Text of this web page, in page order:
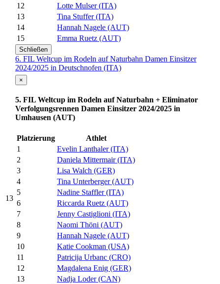
12
Lotte Mulser (ITA)
13
Tina Stuffer (ITA)
14
Hannah Nagele (AUT)
15
Emma Ruetz (AUT)
Schließen
6. FIL Weltcup im Rodeln auf Naturbahn Damen Einsitzer
2024/2025 in Deutschnofen (ITA)
13
×
5. FIL Weltcup im Rodeln auf Naturbahn + Eliminator
Verfolgungsrennen Damen Einsitzer 2024/2025 in
Umhausen (AUT)
Platzierung
Athlet
1
Evelin Lanthaler (ITA)
2
Daniela Mittermair (ITA)
3
Lisa Walch (GER)
4
Tina Unterberger (AUT)
5
Nadine Staffler (ITA)
6
Riccarda Ruetz (AUT)
7
Jenny Castiglioni (ITA)
8
Naomi Thöni (AUT)
9
Hannah Nagele (AUT)
10
Katie Cookman (USA)
11
Patricija Urbanc (CRO)
12
Magdalena Enig (GER)
13
Nadja Loder (CAN)